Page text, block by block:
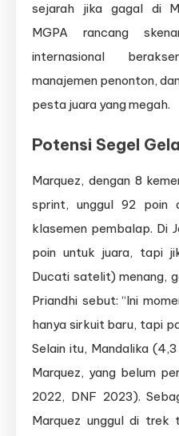
sejarah jika gagal di
MGPA rancang
internasional
manajemen penonton,
pesta juara yang megah.
Potensi Segel
Marquez, dengan 8
sprint, unggul 92 poin
klasemen pembalap. Di
poin untuk juara, tapi
Ducati satelit) menang,
Priandhi sebut: “Ini
hanya sirkuit baru, tapi
Selain itu, Mandalika
Marquez, yang belum
2022, DNF 2023).
Marquez unggul di trek